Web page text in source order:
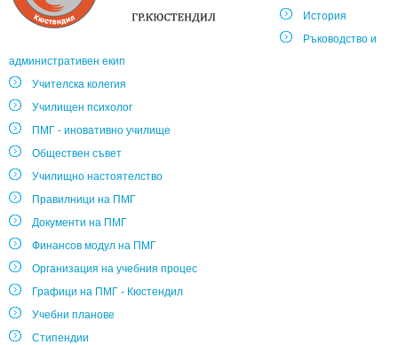
История
Ръководство и
административен екип
Учителска колегия
Училищен психолог
ПМГ - иновативно училище
Обществен съвет
Училищно настоятелство
Правилници на ПМГ
Документи на ПМГ
Финансов модул на ПМГ
Организация на учебния процес
Графици на ПМГ - Кюстендил
Учебни планове
Стипендии